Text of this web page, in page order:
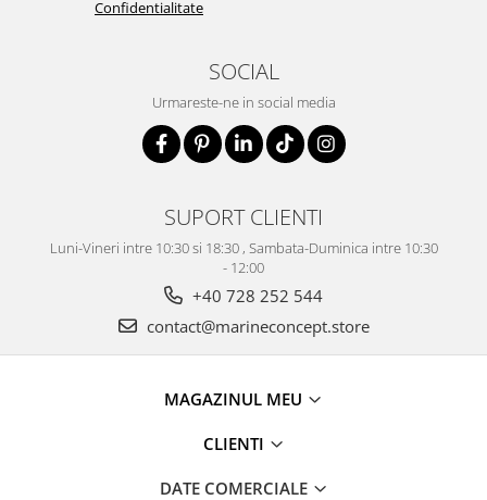
Confidentialitate
SOCIAL
Urmareste-ne in social media
SUPORT CLIENTI
Luni-Vineri intre 10:30 si 18:30 , Sambata-Duminica intre 10:30
- 12:00
+40 728 252 544
contact@marineconcept.store
MAGAZINUL MEU
CLIENTI
DATE COMERCIALE